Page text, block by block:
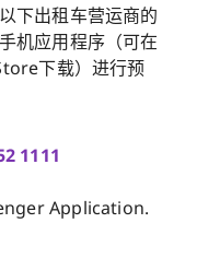
下出租车营运商的
机应用程序（可在
下载）进行预
1111
Application.